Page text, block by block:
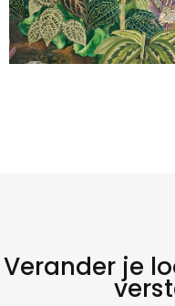
Verander je